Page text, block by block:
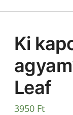
Ki
Leaf
3950 Ft